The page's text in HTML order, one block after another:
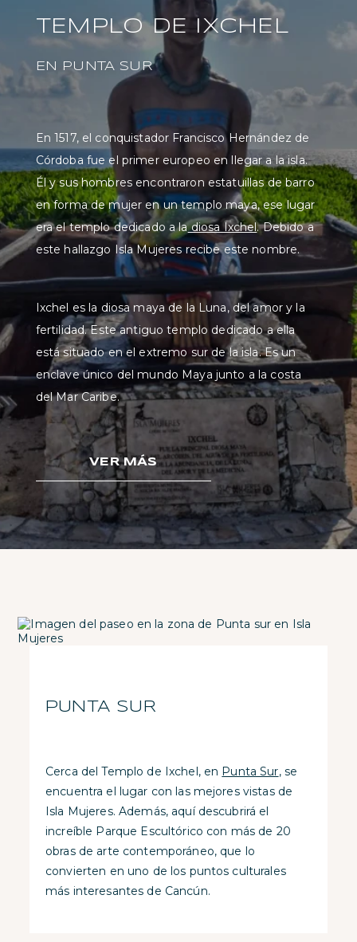
TEMPLO DE IXCHEL
EN PUNTA SUR
En 1517, el conquistador Francisco Hernández de
Córdoba fue el primer europeo en llegar a la isla.
Él y sus hombres encontraron estatuillas de barro
en forma de mujer en un templo maya, ese lugar
era el templo dedicado a ladiosa Ixchel. Debido a
este hallazgo Isla Mujeres recibe este nombre.
Ixchel es la diosa maya de la Luna, del amor y la
fertilidad. Este antiguo templo dedicado a ella
está situado en el extremo sur de la isla. Es un
enclave único del mundo Maya junto a la costa
del Mar Caribe.
VER MÁS
PUNTA SUR
Cerca del Templo de Ixchel, en Punta Sur, se
encuentra el lugar con las mejores vistas de
Isla Mujeres. Además, aquí descubrirá el
increíble Parque Escultórico con más de 20
obras de arte contemporáneo, que lo
convierten en uno de los puntos culturales
más interesantes de Cancún.